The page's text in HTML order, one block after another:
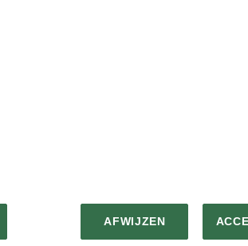
zeiden dat negentig
heeft
AFWIJZEN